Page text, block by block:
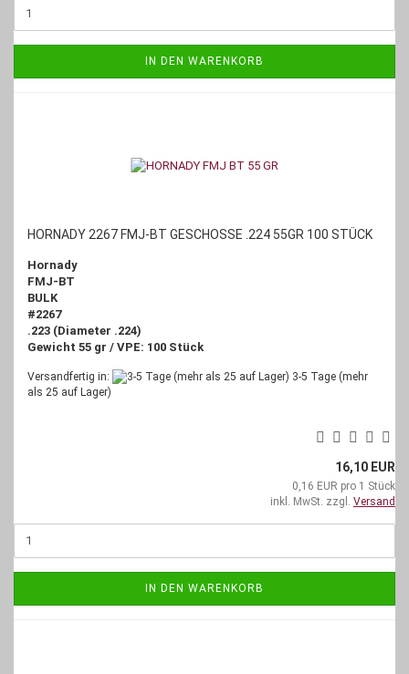
IN DEN WARENKORB
HORNADY 2267 FMJ-BT GESCHOSSE .224 55GR 100 STÜCK
Hornady
FMJ-BT
BULK
#2267
.223 (Diameter .224)
Gewicht 55 gr / VPE: 100 Stück
Versandfertig in:
3-5 Tage (mehr
als 25 auf Lager)
16,10 EUR
0,16 EUR pro 1 Stück
inkl. MwSt. zzgl. Versand
IN DEN WARENKORB